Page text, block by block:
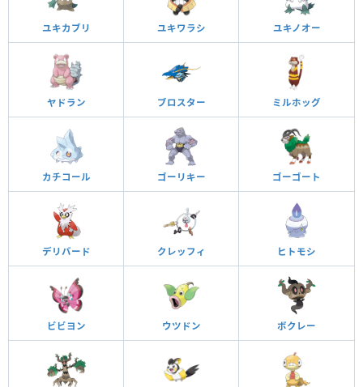
ユキカブリ ユキワラシ ユキノオー
ヤドラン ブロスター ミルホッグ
カチコール ゴーリキー ゴーゴート
デリバード クレッフィ ヒトモシ
ビビヨン ウツドン ボクレー